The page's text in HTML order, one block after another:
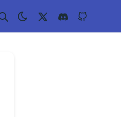
Twitter Discord